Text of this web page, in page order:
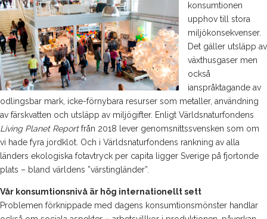
konsumtionen
upphov till stora
miljökonsekvenser.
Det gäller utsläpp av
växthusgaser men
också
ianspråktagande av
odlingsbar mark, icke-förnybara resurser som metaller, användning
av färskvatten och utsläpp av miljögifter. Enligt Världsnaturfondens
Living Planet Reportfrån 2018 lever genomsnittssvensken som om
vi hade fyra jordklot. Och i Världsnaturfondens rankning av alla
länders ekologiska fotavtryck per capita ligger Sverige på fjortonde
plats – bland världens ”värstingländer”.
Vår konsumtionsnivå är hög internationellt sett
Problemen förknippade med dagens konsumtionsmönster handlar